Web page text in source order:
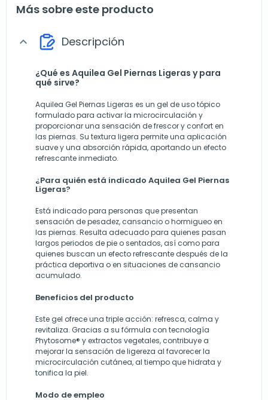
Más sobre este producto
expand_more Descripción
¿Qué es Aquilea Gel Piernas Ligeras y para
qué sirve?
Aquilea Gel Piernas Ligeras es un gel de uso tópico
formulado para activar la microcirculación y
proporcionar una sensación de frescor y confort en
las piernas. Su textura ligera permite una aplicación
suave y una absorción rápida, aportando un efecto
refrescante inmediato.
¿Para quién está indicado Aquilea Gel Piernas
Ligeras?
Está indicado para personas que presentan
sensación de pesadez, cansancio o hormigueo en
las piernas. Resulta adecuado para quienes pasan
largos periodos de pie o sentados, así como para
quienes buscan un efecto refrescante después de la
práctica deportiva o en situaciones de cansancio
acumulado.
Beneficios del producto
Este gel ofrece una triple acción: refresca, calma y
revitaliza. Gracias a su fórmula con tecnología
Phytosome® y extractos vegetales, contribuye a
mejorar la sensación de ligereza al favorecer la
microcirculación cutánea, al tiempo que hidrata y
tonifica la piel.
Modo de empleo